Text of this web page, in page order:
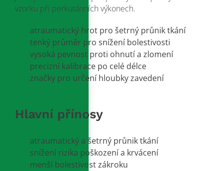
vzorku při perkutánních výkonech.
atraumatický hrot pro šetrný průnik tkání
tenký průměr pro snížení bolestivosti
vysoká pevnost proti ohnutí a zlomení
precizní kalibrace po celé délce
značky pro určení hloubky zavedení
Hlavní přínosy
atraumatický a šetrný průnik tkání
snížení rizika poškození a krvácení
menší bolestivost zákroku